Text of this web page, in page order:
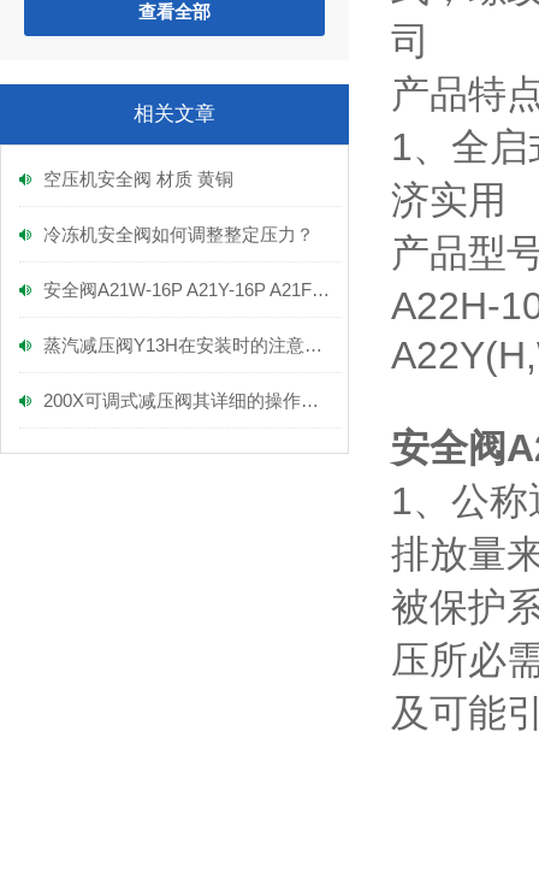
查看全部
相关文章
空压机安全阀 材质 黄铜
冷冻机安全阀如何调整整定压力？
安全阀A21W-16P A21Y-16P A21F-16P
蒸汽减压阀Y13H在安装时的注意事项！
200X可调式减压阀其详细的操作方法如下
司
产品特
1、全
济实用
产品型
A22H-
安全阀
1、公
排放量
被保护
压所必
及可能